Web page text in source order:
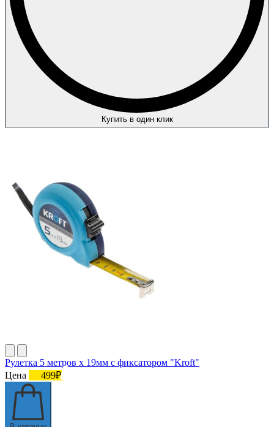
Купить в один клик
Рулетка 5 метров х 19мм с фиксатором "Kroft"
Цена
499₽